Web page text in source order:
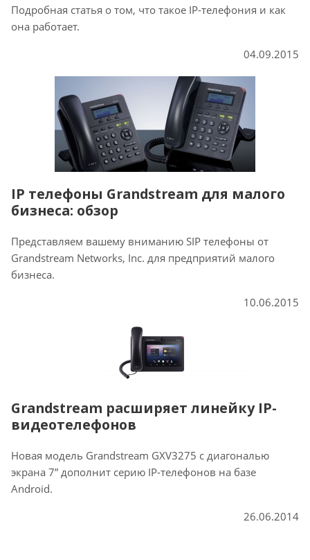
Подробная статья о том, что такое IP-телефония и как
она работает.
04.09.2015
IP телефоны Grandstream для малого
бизнеса: обзор
Представляем вашему вниманию SIP телефоны от
Grandstream Networks, Inc. для предприятий малого
бизнеса.
10.06.2015
Grandstream расширяет линейку IP-
видеотелефонов
Новая модель Grandstream GXV3275 с диагональю
экрана 7” дополнит серию IP-телефонов на базе
Android.
26.06.2014